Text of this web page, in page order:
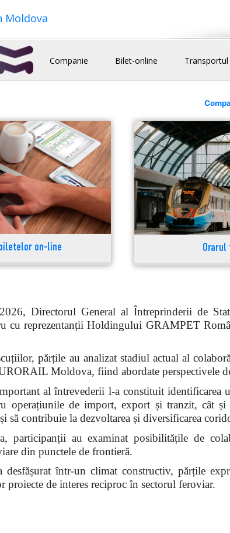
Moldova
Companie Bilet-online
on-line
Directorul General al Întreprinderii de
cu reprezentanții Holdingului GRAMPET
părțile au analizat stadiul actual al
Moldova, fiind abordate perspectivele
al întrevederii l-a constituit
operațiunile de import, export și tranzit, cât
să contribuie la dezvoltarea și diversificarea
participanții au examinat posibilitățile de
din punctele de frontieră.
desfășurat într-un climat constructiv, părțile
proiecte de interes reciproc în sectorul feroviar.